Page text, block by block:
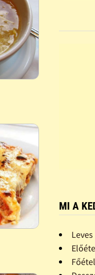
MI A
Leves
Főétel